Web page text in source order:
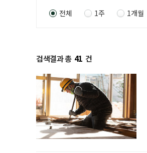
전체 1주 1개월
검색결과 총 41 건